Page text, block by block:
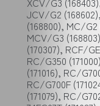
JCV/G2
(168800), MC/
MCV/G3
(170307), RCF/
RC/G350
(171016), RC/
RC/G700F
(171079), RC/